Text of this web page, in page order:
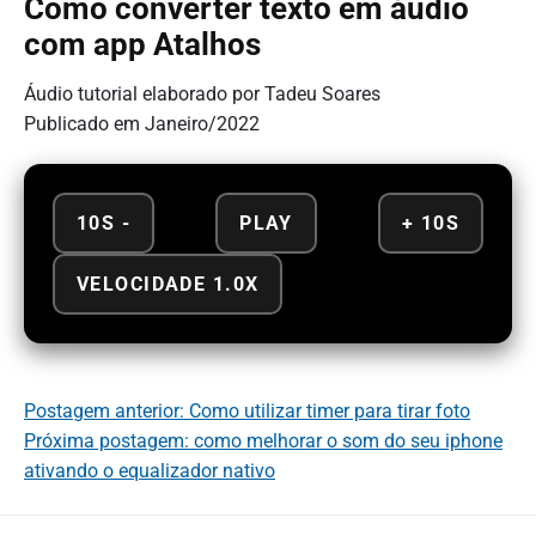
Como converter texto em áudio
com app Atalhos
Áudio tutorial elaborado por Tadeu Soares
Publicado em Janeiro/2022
10S - PLAY + 10S
VELOCIDADE 1.0X
Postagem anterior: Como utilizar timer para tirar foto
Próxima postagem: como melhorar o som do seu iphone
ativando o equalizador nativo